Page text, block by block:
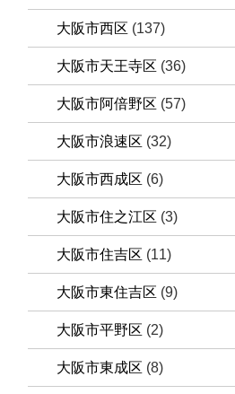
大阪市西区 (137)
大阪市天王寺区 (36)
大阪市阿倍野区 (57)
大阪市浪速区 (32)
大阪市西成区 (6)
大阪市住之江区 (3)
大阪市住吉区 (11)
大阪市東住吉区 (9)
大阪市平野区 (2)
大阪市東成区 (8)